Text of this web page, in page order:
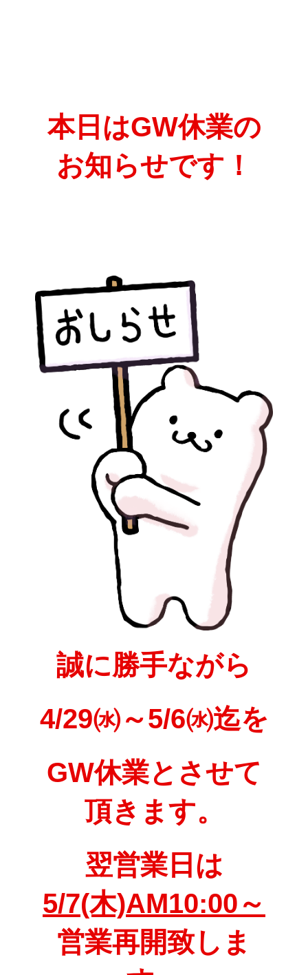
本日はGW休業の
お知らせです！
誠に勝手ながら
4/29㈬～5/6㈬迄を
GW休業とさせて
頂きます。
翌営業日は
5/7(木)AM10:00～
営業再開致しま